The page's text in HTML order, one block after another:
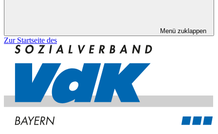
Menü zuklappen
Zur Startseite des